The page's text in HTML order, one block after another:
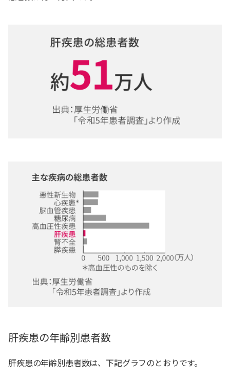
肝疾患の年齢別患者数
肝疾患の年齢別患者数は、下記グラフのとおりです。